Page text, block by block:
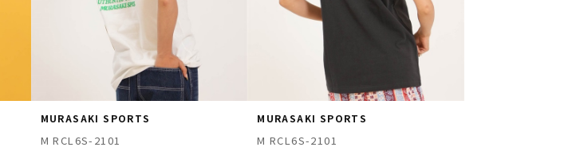
MURASAKI SPORTS
M RCL6S-2101
MURASAKI SPORTS
M RCL6S-2101